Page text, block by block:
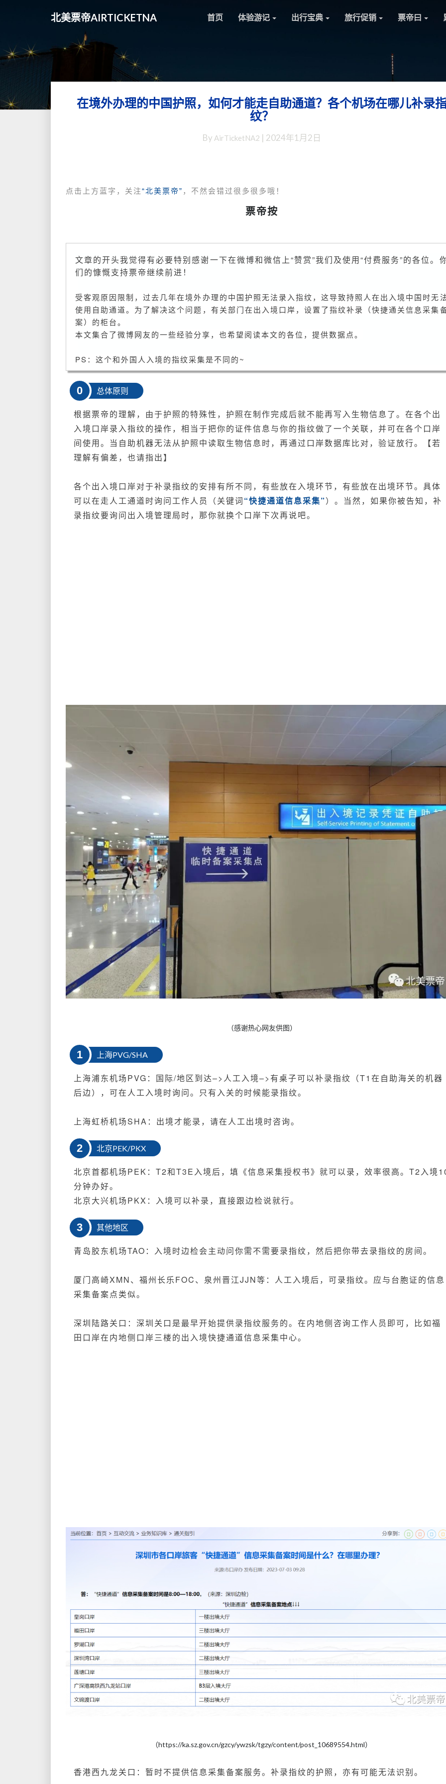
北美票帝AIRTICKETNA 首页 体验游记 出行宝典 旅行促销 票帝曰
在
境
办
国
照，
能
助
通
各
场
儿
补
录
指
在境外办理的中国护照，如何才能走自助通道？各个机场在哪儿补录
纹？
By AirTicketNA2 2024年1月2日
点击上方蓝字，关注“北美票帝” ，不然会错过很多很多哦！
票帝按
文章的开头我觉得有必要特别感谢一下在微博和微信上“赞赏”我们及使用“付费服务”的各位。
们的慷慨支持票帝继续前进！
受客观原因限制，过去几年在境外办理的中国护照无法录入指纹，这导致持照人在出入境中国时无
使用自助通道。为了解决这个问题，有关部门在出入境口岸，设置了指纹补录（快捷通关信息采集
案）的柜台。
本文集合了微博网友的一些经验分享，也希望阅读本文的各位，提供数据点。
PS：这个和外国人入境的指纹采集是不同的~
0 总体原则
根据票帝的理解，由于护照的特殊性，护照在制作完成后就不能再写入生物信息了。在各个出
入境口岸录入指纹的操作，相当于把你的证件信息与你的指纹做了一个关联，并可在各个口岸
间使用。当自助机器无法从护照中读取生物信息时，再通过口岸数据库比对，验证放行。【若
理解有偏差，也请指出】
各个出入境口岸对于补录指纹的安排有所不同，有些放在入境环节，有些放在出境环节。具体
可以在走人工通道时询问工作人员（关键词“快捷通道信息采集”）。当然，如果你被告知，补
录指纹要询问出入境管理局时，那你就换个口岸下次再说吧。
（感谢热心网友供图）
1 上海PVG/SHA
上海浦东机场PVG：国际/地区到达–>人工入境–>有桌子可以补录指纹（T1 在自助海关的机器
后边） ，可在人工入境时询问。 只有入关的时候能录指纹。
上海虹桥机场SHA：出境才能录，请在人工出境时咨询。
2 北京PEK/PKX
北京首都机场PEK：T2和T3E入境后，填《信息采集授权书》就可以录，效率很高。 T2入境
分钟办好。
北京大兴机场PKX：入境可以补录，直接跟边检说就行。
3 其他地区
青岛胶东机场TAO： 入境时边检会主动问你需不需要录指纹，然后把你带去录指纹的房间。
厦门高崎XMN、福州长乐FOC、泉州晋江JJN等：人工入境后，可录指纹。应与台胞证的信息
采集备案点类似。
深圳陆路关口：深圳关口是最早开始提供录指纹服务的。在内地侧咨询工作人员即可，比如福
田口岸在内地侧口岸三楼的出入境快捷通道信息采集中心。
（https://ka.sz.gov.cn/gzcy/ywzsk/tgzy/content/post_10689554.html）
香港西九龙关口：暂时不提供信息采集备案服务。补录指纹的护照，亦有可能无法识别。